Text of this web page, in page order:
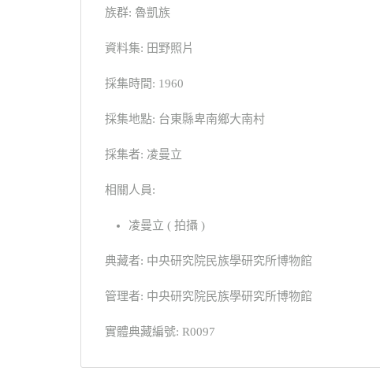
族群: 魯凱族
資料集: 田野照片
採集時間: 1960
採集地點: 台東縣卑南鄉大南村
採集者: 凌曼立
相關人員:
凌曼立 ( 拍攝 )
典藏者: 中央研究院民族學研究所博物館
管理者: 中央研究院民族學研究所博物館
實體典藏編號: R0097